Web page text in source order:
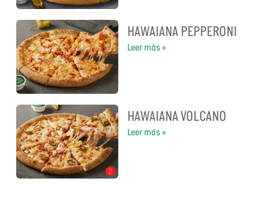
HAWAIANA PEPPERONI
Leer más »
HAWAIANA VOLCANO
Leer más »